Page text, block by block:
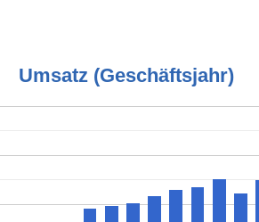
Umsatz (Geschäftsjahr)